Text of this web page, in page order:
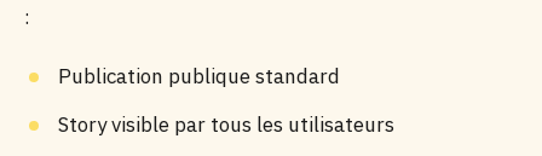
:
Publication publique standard
Story visible par tous les utilisateurs